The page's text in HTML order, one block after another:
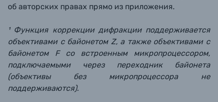
об авторских правах прямо из приложения.
¹ Функция коррекции дифракции поддерживается
объективами с байонетом Z, а также объективами с
байонетом F со встроенным микропроцессором,
подключаемыми через переходник байонета
(объективы без микропроцессора не
поддерживаются).